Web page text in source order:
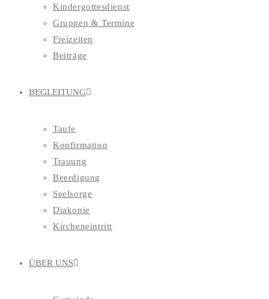
Kindergottesdienst
Gruppen & Termine
Freizeiten
Beiträge
BEGLEITUNG
Taufe
Konfirmation
Trauung
Beerdigung
Seelsorge
Diakonie
Kircheneintritt
ÜBER UNS